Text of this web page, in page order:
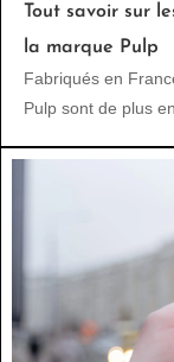
Tout savoir sur
la marque Pulp
Fabriqués en
Pulp sont de plus